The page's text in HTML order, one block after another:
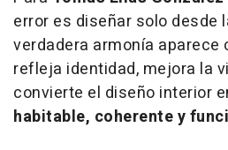
error es diseñar solo desde
verdadera armonía aparece
refleja identidad, mejora la
convierte el diseño interior
habitable, coherente y